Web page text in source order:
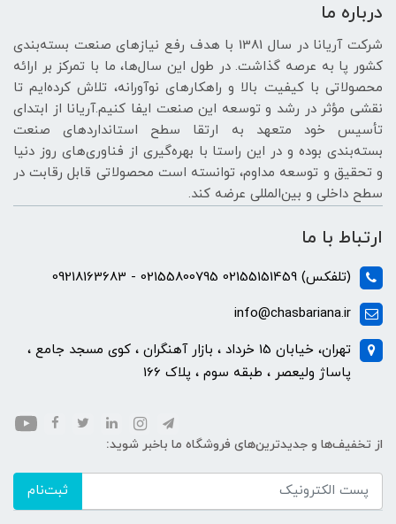
درباره ما
شرکت آریانا در سال 1381 با هدف رفع نیازهای صنعت بسته‌بندی
کشور پا به عرصه گذاشت. در طول این سال‌ها، ما با تمرکز بر ارائه
محصولاتی با کیفیت بالا و راهکارهای نوآورانه، تلاش کرده‌ایم تا
نقشی مؤثر در رشد و توسعه این صنعت ایفا کنیم.آریانا از ابتدای
تأسیس خود متعهد به ارتقا سطح استانداردهای صنعت
بسته‌بندی بوده و در این راستا با بهره‌گیری از فناوری‌های روز دنیا
و تحقیق و توسعه مداوم، توانسته است محصولاتی قابل رقابت در
سطح داخلی و بین‌المللی عرضه کند.
ارتباط با ما
(تلفکس) 02155151459 02155800795 - 09218163683
info@chasbariana.ir
تهران، خیابان 15 خرداد ، بازار آهنگران ، کوی مسجد جامع ،
پاساژ ولیعصر ، طبقه سوم ، پلاک 166
از تخفیف‌ها و جدیدترین‌های فروشگاه ما باخبر شوید:
ثبت‌نام